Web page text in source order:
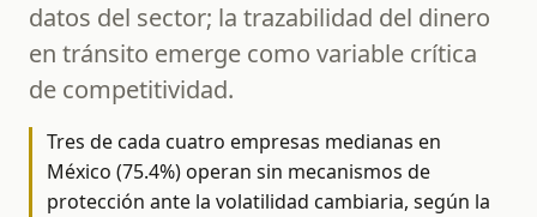
datos del sector; la trazabilidad del dinero
en tránsito emerge como variable crítica
de competitividad.
Tres de cada cuatro empresas medianas en
México (75.4%) operan sin mecanismos de
protección ante la volatilidad cambiaria, según la